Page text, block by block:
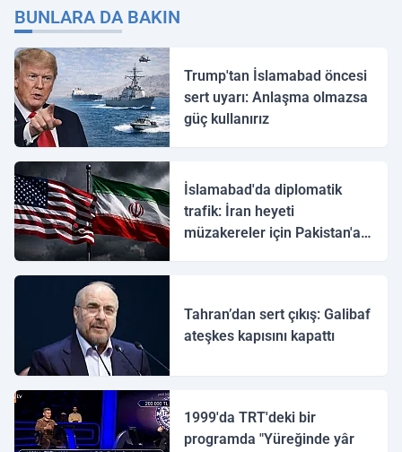
BUNLARA DA BAKIN
Trump'tan İslamabad öncesi
sert uyarı: Anlaşma olmazsa
güç kullanırız
İslamabad'da diplomatik
trafik: İran heyeti
müzakereler için Pakistan'a
Tahran’dan sert çıkış: Galibaf
ateşkes kapısını kapattı
1999'da TRT'deki bir
programda "Yüreğinde yâr